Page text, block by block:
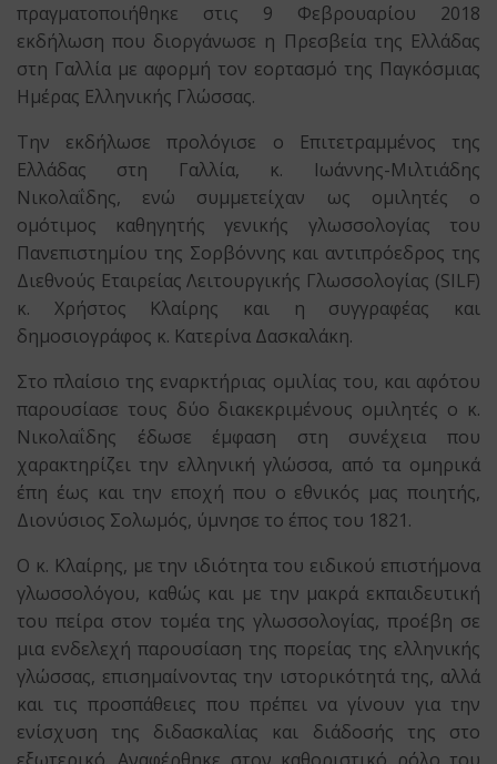
πραγματοποιήθηκε στις 9 Φεβρουαρίου 2018
εκδήλωση που διοργάνωσε η Πρεσβεία της Ελλάδας
στη Γαλλία με αφορμή τον εορτασμό της Παγκόσμιας
Ημέρας Ελληνικής Γλώσσας.
Την εκδήλωσε προλόγισε ο Επιτετραμμένος της
Ελλάδας στη Γαλλία, κ. Ιωάννης-Μιλτιάδης
Νικολαΐδης, ενώ συμμετείχαν ως ομιλητές ο
ομότιμος καθηγητής γενικής γλωσσολογίας του
Πανεπιστημίου της Σορβόννης και αντιπρόεδρος της
Διεθνούς Εταιρείας Λειτουργικής Γλωσσολογίας (SILF)
κ. Χρήστος Κλαίρης και η συγγραφέας και
δημοσιογράφος κ. Κατερίνα Δασκαλάκη.
Στο πλαίσιο της εναρκτήριας ομιλίας του, και αφότου
παρουσίασε τους δύο διακεκριμένους ομιλητές ο κ.
Νικολαΐδης έδωσε έμφαση στη συνέχεια που
χαρακτηρίζει την ελληνική γλώσσα, από τα ομηρικά
έπη έως και την εποχή που ο εθνικός μας ποιητής,
Διονύσιος Σολωμός, ύμνησε το έπος του 1821.
Ο κ. Κλαίρης, με την ιδιότητα του ειδικού επιστήμονα
γλωσσολόγου, καθώς και με την μακρά εκπαιδευτική
του πείρα στον τομέα της γλωσσολογίας, προέβη σε
μια ενδελεχή παρουσίαση της πορείας της ελληνικής
γλώσσας, επισημαίνοντας την ιστορικότητά της, αλλά
και τις προσπάθειες που πρέπει να γίνουν για την
ενίσχυση της διδασκαλίας και διάδοσής της στο